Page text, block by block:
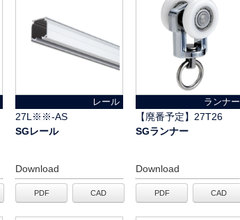
レール
27L※※-AS
SGレール
Download
PDF CAD
ランナー
【廃番予定】27T26
SGランナー
Download
PDF CAD